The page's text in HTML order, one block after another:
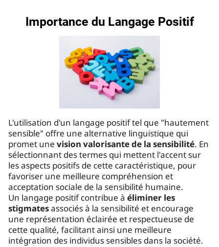
Importance du Langage Positif
L'utilisation d'un langage positif tel que "hautement
sensible" offre une alternative linguistique qui
promet une vision valorisante de la sensibilité. En
sélectionnant des termes qui mettent l'accent sur
les aspects positifs de cette caractéristique, pour
favoriser une meilleure compréhension et
acceptation sociale de la sensibilité humaine.
Un langage positif contribue à éliminer les
stigmatesassociés à la sensibilité et encourage
une représentation éclairée et respectueuse de
cette qualité, facilitant ainsi une meilleure
intégration des individus sensibles dans la société.